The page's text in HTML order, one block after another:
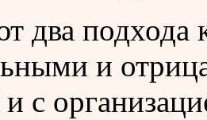
два подхода
и
с